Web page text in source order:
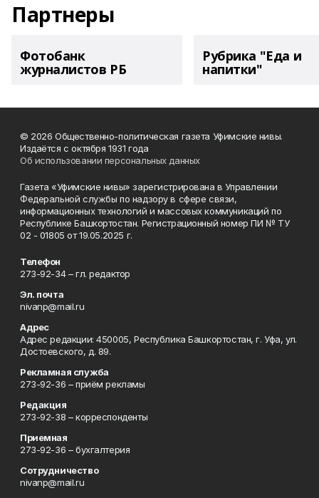
Партнеры
Фотобанк
журналистов РБ
Рубрика "Еда и
напитки"
© 2026 Общественно-политическая газета Уфимские нивы.
Издаётся с октября 1931 года
Об использовании персональных данных
Газета «Уфимские нивы» зарегистрирована в Управлении
Федеральной службы по надзору в сфере связи,
информационных технологий и массовых коммуникаций по
Республике Башкортостан. Регистрационный номер ПИ № ТУ
02 - 01805 от 19.05.2025 г.
Телефон
273-92-34 – гл. редактор
Эл. почта
nivanp@mail.ru
Адрес
Адрес редакции: 450005, Республика Башкортостан, г. Уфа, ул.
Достоевского, д. 89.
Рекламная служба
273-92-36 – приём рекламы
Редакция
273-92-38 – корреспонденты
Приемная
273-92-36 – бухгалтерия
Сотрудничество
nivanp@mail.ru